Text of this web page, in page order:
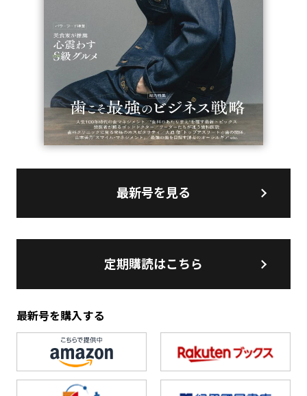
最新号を見る
定期購読はこちら
最新号を購入する